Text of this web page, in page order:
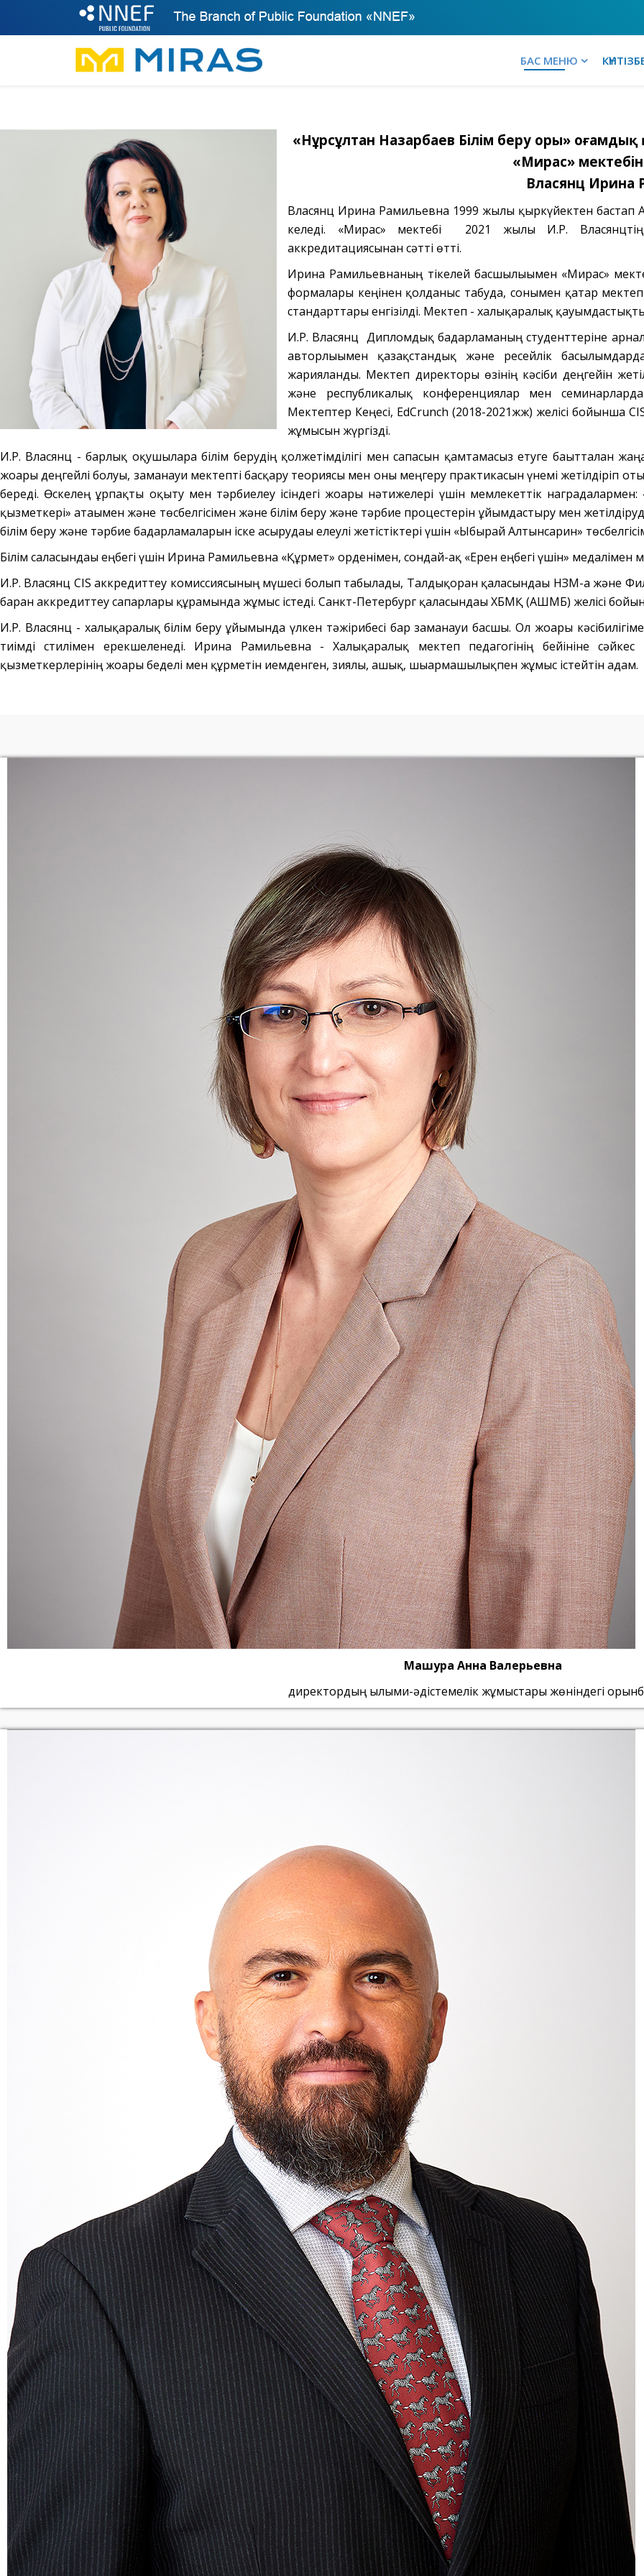
БАС МЕНЮ
«Нұрсұлтан Назарбаев Білім беру Қоры»
«Мирас»
Власянц Ирина
Власянц Ирина Рамильевна 1999 жылғы қыркүйектен
келеді. «Мирас» мектебі 2021 жылы И.Р. Власянцтің
аккредитациясынан сәтті өтті.
Ирина Рамильевнаның тікелей басшылығымен «Мирас»
формалары кеңінен қолданыс табуда, сонымен қатар
стандарттары енгізілді. Мектеп - халықаралық
И.Р. Власянц Дипломдық бағдарламаның студенттеріне
авторлығымен қазақстандық және ресейлік
жарияланды. Мектеп директоры өзінің кәсіби деңгейін
және республикалық конференциялар мен
Мектептер Кеңесі, EdCrunch (2018-2021жж) желісі
жұмысын жүргізді.
И.Р. Власянц - барлық оқушыларға білім берудің қолжетімділігі мен сапасын қамтамасыз етуге бағытталған
жоғары деңгейлі болуы, заманауи мектепті басқару теориясы мен оны меңгеру практикасын үнемі жетілдіріп
береді. Өскелең ұрпақты оқыту мен тәрбиелеу ісіндегі жоғары нәтижелері үшін мемлекеттік наградалармен:
қызметкері» атағымен және төсбелгісімен және білім беру және тәрбие процестерін ұйымдастыру мен
білім беру және тәрбие бағдарламаларын іске асырудағы елеулі жетістіктері үшін «Ыбырай Алтынсарин»
Білім саласындағы еңбегі үшін Ирина Рамильевна «Құрмет» орденімен, сондай-ақ «Ерен еңбегі үшін» медалімен
И.Р. Власянц CIS аккредиттеу комиссиясының мүшесі болып табылады, Талдықорған қаласындағы НЗМ-ға және
барған аккредиттеу сапарлары құрамында жұмыс істеді. Санкт-Петербург қаласындағы ХБМҚ (АШМБ) желісі
И.Р. Власянц - халықаралық білім беру ұйымында үлкен тәжірибесі бар заманауи басшы. Ол жоғары
тиімді стилімен ерекшеленеді. Ирина Рамильевна - Халықаралық мектеп педагогінің бейініне
қызметкерлерінің жоғары беделі мен құрметін иемденген, зиялы, ашық, шығармашылықпен жұмыс істейтін адам.
Машура Анна Валерьевна
директордың ғылыми-әдістемелік жұмыстары жөніндегі